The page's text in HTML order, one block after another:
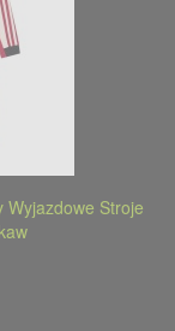
Wyjazdowe Stroje